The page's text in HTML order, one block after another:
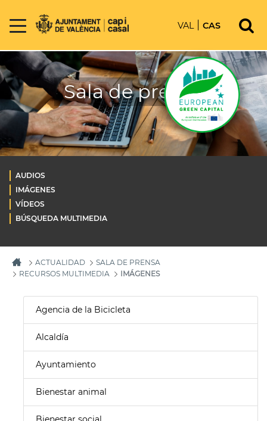
VAL CAS
Sala de prensa
AUDIOS
IMÁGENES
VÍDEOS
BÚSQUEDA MULTIMEDIA
ACTUALIDAD
SALA DE PRENSA
RECURSOS MULTIMEDIA
IMÁGENES
Agencia de la Bicicleta
Alcaldía
Ayuntamiento
Bienestar animal